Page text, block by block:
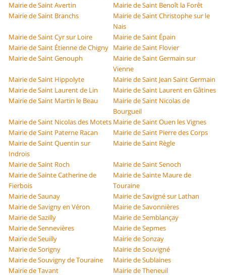
Mairie de Saint Avertin
Mairie de Saint Benoît la Forêt
Mairie de Saint Branchs
Mairie de Saint Christophe sur le
Nais
Mairie de Saint Cyr sur Loire
Mairie de Saint Épain
Mairie de Saint Étienne de Chigny Mairie de Saint Flovier
Mairie de Saint Genouph
Mairie de Saint Germain sur
Vienne
Mairie de Saint Hippolyte
Mairie de Saint Jean Saint Germain
Mairie de Saint Laurent de Lin
Mairie de Saint Laurent en Gâtines
Mairie de Saint Martin le Beau
Mairie de Saint Nicolas de
Bourgueil
Mairie de Saint Nicolas des Motets Mairie de Saint Ouen les Vignes
Mairie de Saint Paterne Racan
Mairie de Saint Pierre des Corps
Mairie de Saint Quentin sur
Indrois
Mairie de Saint Règle
Mairie de Saint Roch
Mairie de Saint Senoch
Mairie de Sainte Catherine de
Fierbois
Mairie de Sainte Maure de
Touraine
Mairie de Saunay
Mairie de Savigné sur Lathan
Mairie de Savigny en Véron
Mairie de Savonnières
Mairie de Sazilly
Mairie de Semblançay
Mairie de Sennevières
Mairie de Sepmes
Mairie de Seuilly
Mairie de Sonzay
Mairie de Sorigny
Mairie de Souvigné
Mairie de Souvigny de Touraine
Mairie de Sublaines
Mairie de Tavant
Mairie de Theneuil